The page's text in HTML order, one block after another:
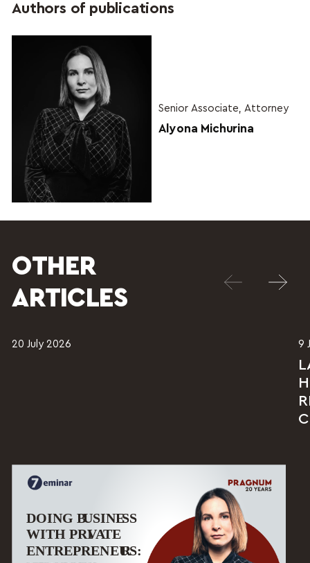
Authors of publications
Senior Associate, Attorney
Alyona Michurina
OTHER
ARTICLES
20 July 2026 9